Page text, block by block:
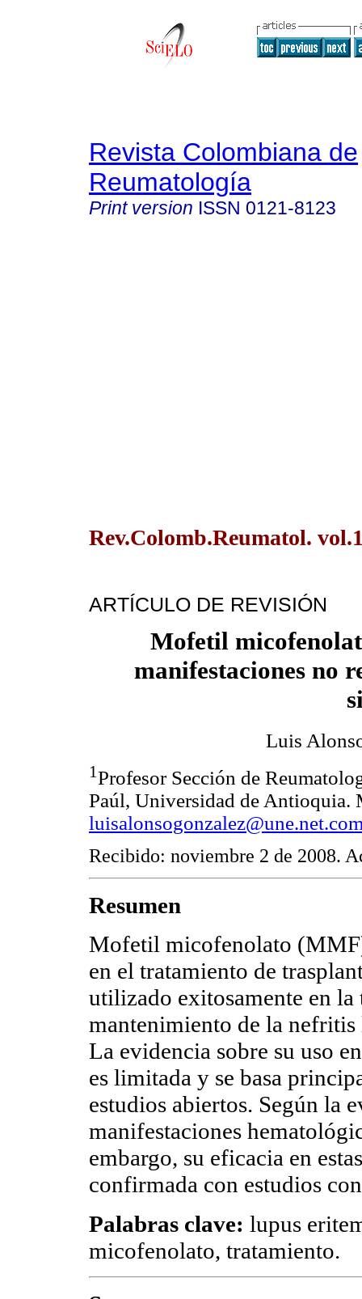
Revista Colombiana de
Reumatología
Print version ISSN 0121-8123
Rev.Colomb.Reumatol.
ARTÍCULO DE REVISIÓN
Mofetil
manifestaciones no
Luis
1Profesor Sección de
Paúl, Universidad de Antioquia.
Recibido: noviembre 2 de 2008.
Resumen
Mofetil micofenolato
en el tratamiento de
utilizado exitosamente en
mantenimiento de la
La evidencia sobre su uso
es limitada y se basa
estudios abiertos. Según la
manifestaciones
embargo, su eficacia en
confirmada con estudios
Palabras clave: lupus
micofenolato, tratamiento.